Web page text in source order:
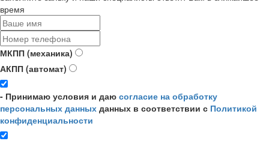
время
МКПП (механика)
АКПП (автомат)
- Принимаю условия и даю согласие на обработку
персональных данных данных в соответствии с Политикой
конфиденциальности